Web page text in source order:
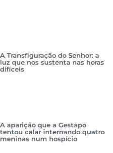
A Transfiguração do Senhor: a
luz que nos sustenta nas horas
difíceis
A aparição que a Gestapo
tentou calar internando quatro
meninas num hospício